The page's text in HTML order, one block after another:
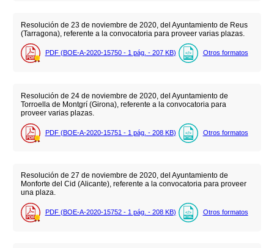
Resolución de 23 de noviembre de 2020, del Ayuntamiento de Reus
(Tarragona), referente a la convocatoria para proveer varias plazas.
PDF (BOE-A-2020-15750 - 1 pág. - 207 KB) Otros formatos
Resolución de 24 de noviembre de 2020, del Ayuntamiento de
Torroella de Montgrí (Girona), referente a la convocatoria para
proveer varias plazas.
PDF (BOE-A-2020-15751 - 1 pág. - 208 KB) Otros formatos
Resolución de 27 de noviembre de 2020, del Ayuntamiento de
Monforte del Cid (Alicante), referente a la convocatoria para proveer
una plaza.
PDF (BOE-A-2020-15752 - 1 pág. - 208 KB) Otros formatos